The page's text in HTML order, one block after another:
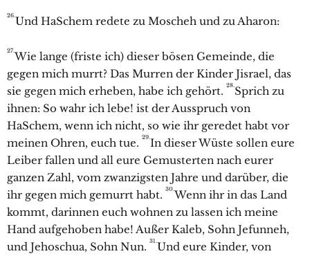
26.Und HaSchem redete zu Moscheh und zu Aharon:
27.Wie lange (friste ich) dieser bösen Gemeinde, die
gegen mich murrt? Das Murren der Kinder Jisrael, das
sie gegen mich erheben, habe ich gehört. 28.Sprich zu
ihnen: So wahr ich lebe! ist der Ausspruch von
HaSchem, wenn ich nicht, so wie ihr geredet habt vor
meinen Ohren, euch tue. 29.In dieser Wüste sollen eure
Leiber fallen und all eure Gemusterten nach eurer
ganzen Zahl, vom zwanzigsten Jahre und darüber, die
ihr gegen mich gemurrt habt. 30.Wenn ihr in das Land
kommt, darinnen euch wohnen zu lassen ich meine
Hand aufgehoben habe! Außer Kaleb, Sohn Jefunneh,
und Jehoschua, Sohn Nun. 31.Und eure Kinder, von